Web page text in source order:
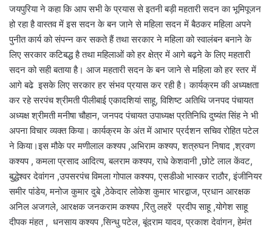
जयपुरिया ने कहा कि आप सभी के प्रयास से इतनी बड़ी महतारी सदन का भूमिपूजन
हो रहा है वास्तव में इस सदन के बन जाने से महिला सदन में बैठकर महिला अपने
पुनीत कार्य को संपन्न कर सकते हैं तथा सरकार ने महिला को स्वालंबन बनाने के
लिए सरकार कटिबद्ध है तथा महिलाओं को हर क्षेत्र में आगे बढ़ने के लिए महतारी
सदन को सही बताया है। आज महतारी सदन के बन जाने से महिला को हर स्तर में
आगे बढे इसके लिए सरकार हर संभव प्रयास कर रही है। कार्यक्रम की अध्यक्षता
कर रहे सरपंच श्रीमती पीलीबाई एकादशियां साहू, विशिष्ट अतिथि जनपद पंचायत
अध्यक्ष श्रीमती मनीषा चौहान, जनपद पंचायत उपाध्यक्ष प्रतिनिधि दुष्यंत सिंह ने भी
अपना विचार व्यक्त किया। कार्यक्रम के अंत में आभार प्रर्दशन सचिव रोहित पटेल
ने किया।इस मौके पर मणीलाल कश्यप ,अभिराम कश्यप, शत्रुघन निषाद ,श्रवण
कश्यप , कमला प्रसाद आदित्य, बलराम कश्यप, राधे केशवानी ,छोटे लाल केंवट,
बुद्धेश्वर देवांगन ,उपसरपंच विमला गोपाल कश्यप, एसडीओ भास्कर राठौर, इंजीनियर
समीर पांडेय, मनोज कुमार दुबे ,ठेकेदार लोकेश कुमार भारद्वाज, प्रधान आरक्षक
अनिल अजगले, आरक्षक जनकराम कश्यप ,रितु लहरें प्रदीप साहू ,योगेश साहू
दीपक मंहत , धनसाय कश्यप ,सिन्धु पटेल, बूंदराम यादव, प्रकाश देवांगन, हेमंत